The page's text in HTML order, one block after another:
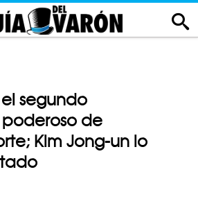
segundo
de
Kim Jong-un lo